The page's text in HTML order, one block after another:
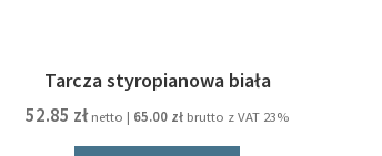
Tarcza styropianowa biała
52.85 zł netto | 65.00 zł brutto z VAT 23%